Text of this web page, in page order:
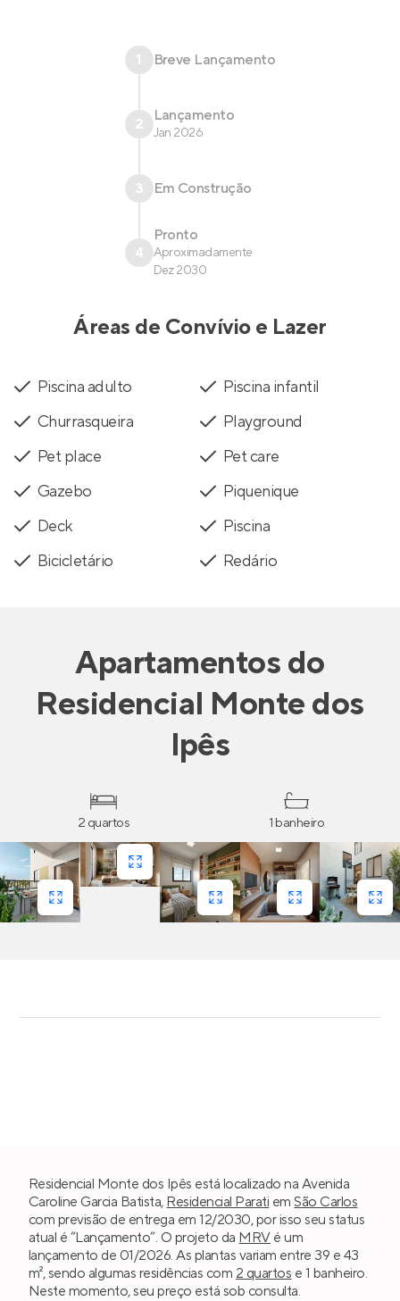
1 Breve Lançamento
2 Lançamento
Jan 2026
3 Em Construção
4
Pronto
Aproximadamente
Dez 2030
Áreas de Convívio e Lazer
Piscina adulto
Piscina infantil
Churrasqueira
Playground
Pet place
Pet care
Gazebo
Piquenique
Deck
Piscina
Bicicletário
Redário
Apartamentosdo
Residencial Monte dos
Ipês
2 quartos 1 banheiro
Residencial Monte dos Ipês está localizado na Avenida
Caroline Garcia Batista, Residencial Parati emSão Carlos
com previsão de entrega em 12/2030, por isso seu status
atual é “Lançamento”. O projeto da MRVé um
lançamento de 01/2026. As plantas variam entre 39 e 43
m², sendo algumas residências com 2 quartos e 1 banheiro.
Neste momento, seu preço está sob consulta.